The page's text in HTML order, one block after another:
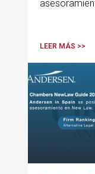
LEER MÁS >>